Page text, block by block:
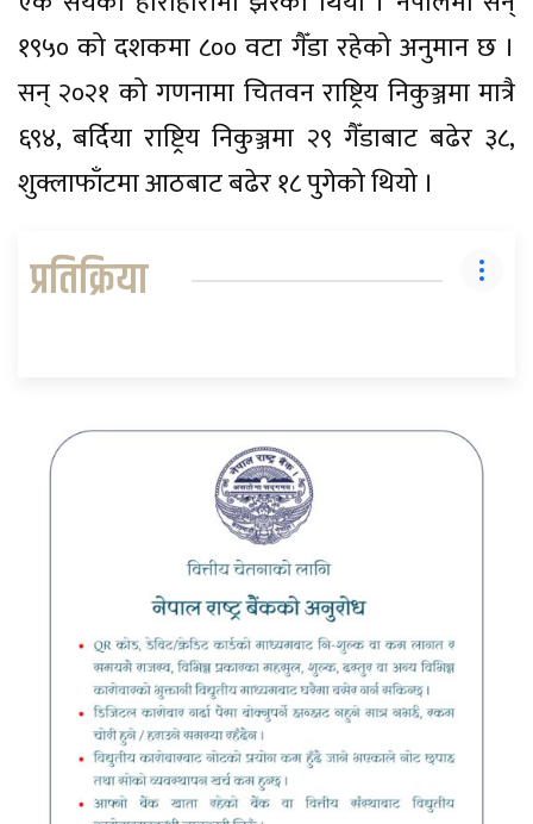
१९५० को दशकमा ८०० वटा गैँडा रहेको अनुमान छ ।
सन् २०२१ को गणनामा चितवन राष्ट्रिय निकुञ्जमा मात्रै
६९४, बर्दिया राष्ट्रिय निकुञ्जमा २९ गैँडाबाट बढेर ३८,
शुक्लाफाँटमा आठबाट बढेर १८ पुगेको थियो ।
प्रतिक्रिया